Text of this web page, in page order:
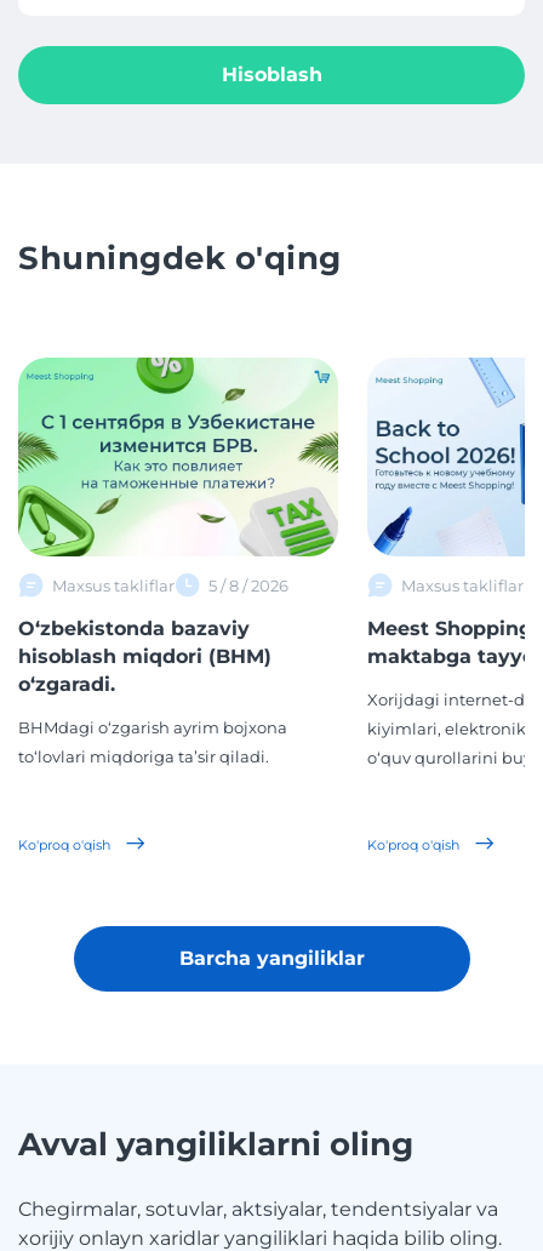
Hisoblash
Shuningdek o'qing
Maxsus takliflar 5 / 8 / 2026
O‘zbekistonda bazaviy
hisoblash miqdori (BHM)
o‘zgaradi.
BHMdagi o‘zgarish ayrim bojxona
to‘lovlari miqdoriga ta’sir qiladi.
Ko'proq o'qish
Maxsus takliflar
Meest Shopping
maktabga
Xorijdagi internet-
kiyimlari, elektronika,
o‘quv qurollarini
Ko'proq o'qish
Barcha yangiliklar
Avval yangiliklarni oling
Chegirmalar, sotuvlar, aktsiyalar, tendentsiyalar va
xorijiy onlayn xaridlar yangiliklari haqida bilib oling.